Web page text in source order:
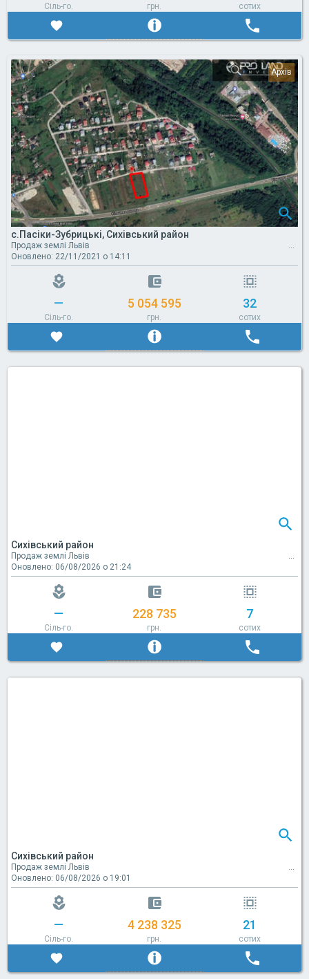
Сіль-го. грн. сотих
c.Пасіки-Зубрицькі, Сихівський район
Продаж землі Львів
Оновлено: 22/11/2021 о 14:11
—
Сіль-го.
5 054 595
грн.
32
сотих
Сихівський район
Продаж землі Львів
Оновлено: 06/08/2026 о 21:24
—
Сіль-го.
228 735
грн.
7
сотих
Сихівський район
Продаж землі Львів
Оновлено: 06/08/2026 о 19:01
—
Сіль-го.
4 238 325
грн.
21
сотих